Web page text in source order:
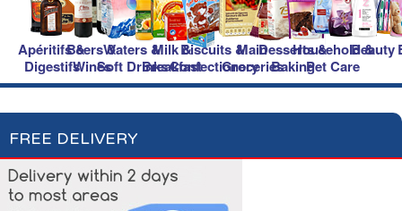
Apéritifs &
Digestifs
Beers &
Wines
Waters &
Soft Drinks
Milk &
Breakfast
Biscuits &
Confectionery
Main
Groceries
Desserts &
Baking
Household &
Pet Care
Beauty
FREE DELIVERY